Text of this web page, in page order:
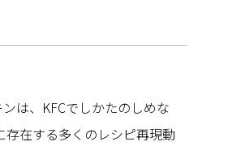
は、KFCでしかたのしめな
在する多くのレシピ再現動